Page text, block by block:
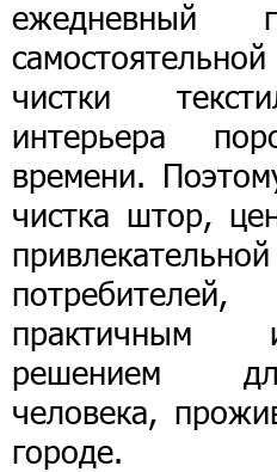
чистки
интерьера
времени.
чистка штор,
практичным
решением
человека,
городе.